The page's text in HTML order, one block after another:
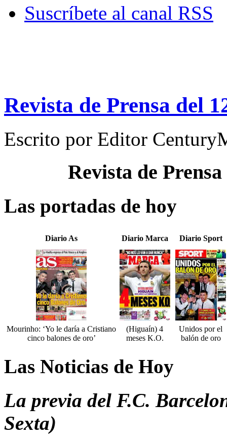
Suscríbete al canal RSS
Revista de Prensa del
Escrito por Editor
Revista de
Las portadas de hoy
Diario As Diario Marca Diario Sport
Mourinho: ‘Yo le daría a Cristiano
cinco balones de oro’
(Higuaín) 4
meses K.O.
Unidos por el
balón de oro
Las Noticias de Hoy
La previa del F.C.
Sexta)